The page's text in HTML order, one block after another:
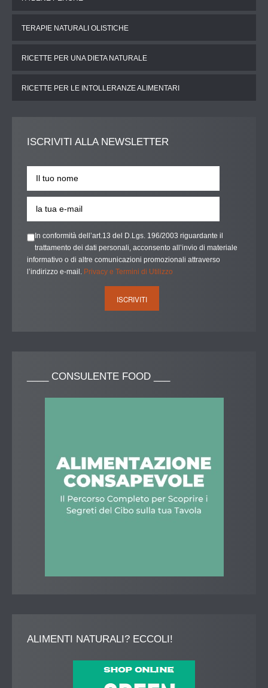
TERAPIE NATURALI OLISTICHE
RICETTE PER UNA DIETA NATURALE
RICETTE PER LE INTOLLERANZE ALIMENTARI
ISCRIVITI ALLA NEWSLETTER
In conformità dell’art.13 del D.Lgs. 196/2003 riguardante il
trattamento dei dati personali, acconsento all’invio di materiale
informativo o di altre comunicazioni promozionali attraverso
l’indirizzo e-mail. Privacy e Termini di Utilizzo
CONSULENTE FOOD ___
ALIMENTI NATURALI? ECCOLI!